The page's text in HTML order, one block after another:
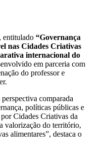
, entitulado “Governança
nas Cidades Criativas
internacional do
em parceria com
do professor e
comparada
políticas públicas e
Cidades Criativas da
valorização do território,
alimentares”, destaca o